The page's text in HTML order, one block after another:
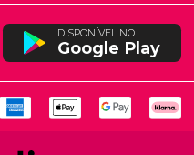
DISPONÍVEL NO
Google Play